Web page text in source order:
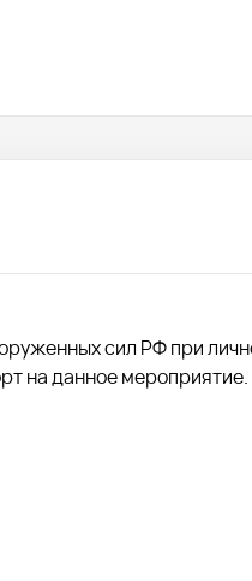
сил РФ при
на данное мероприятие.